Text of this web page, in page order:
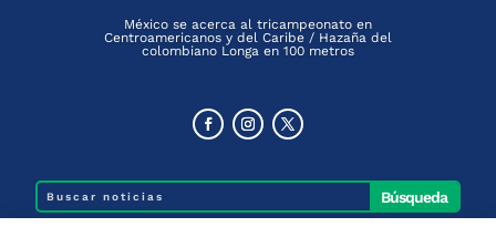
México se acerca al tricampeonato en
Centroamericanos y del Caribe / Hazaña del
colombiano Longa en 100 metros